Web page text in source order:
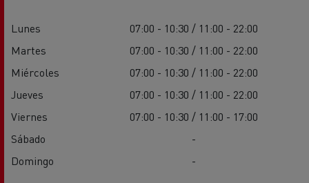
Lunes
07:00 - 10:30 / 11:00 - 22:00
Martes
07:00 - 10:30 / 11:00 - 22:00
Miércoles
07:00 - 10:30 / 11:00 - 22:00
Jueves
07:00 - 10:30 / 11:00 - 22:00
Viernes
07:00 - 10:30 / 11:00 - 17:00
Sábado
-
Domingo
-